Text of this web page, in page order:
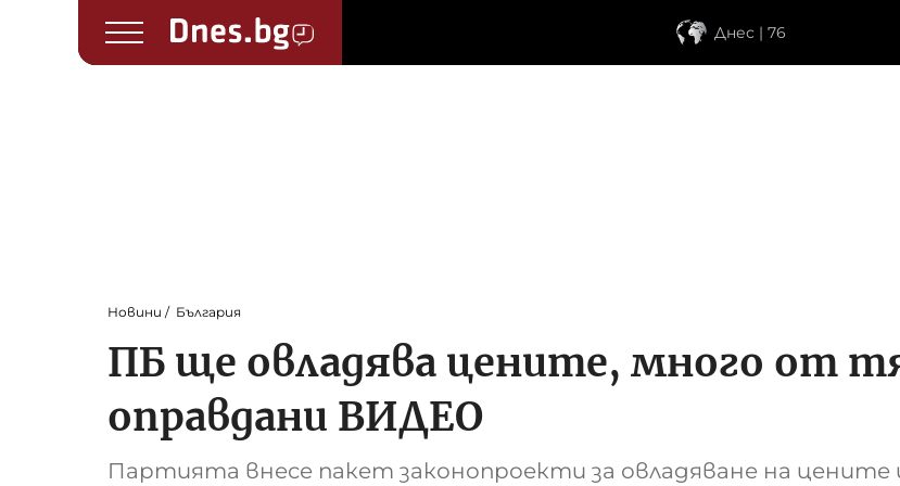
Днес | 76
Новини България
ПБ ще овладява цените, много от
оправдани ВИДЕО
Партията внесе пакет законопроекти за овладяване на цените